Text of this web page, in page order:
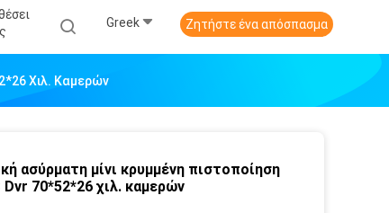
Σ
Greek Ζητήστε ένα απόσπασμα
Χιλ. Καμερών
ασύρματη μίνι κρυμμένη πιστοποίηση
Dvr 70*52*26 χιλ. καμερών